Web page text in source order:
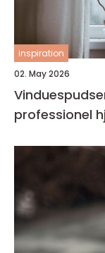
inspiration
02. May 2026
professionel